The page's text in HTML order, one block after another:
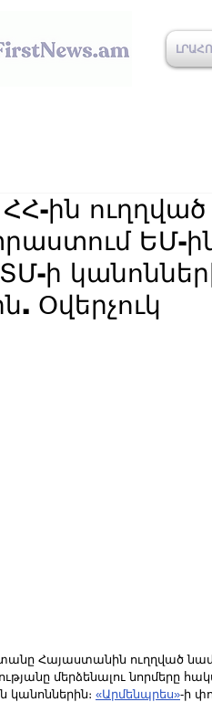
ին
ԵՄ-ին
ի
Օվերչուկ
Հայաստանին ուղղված
մերձենալու նորմերը
կանոններին։ «Արմենպրես»-ի